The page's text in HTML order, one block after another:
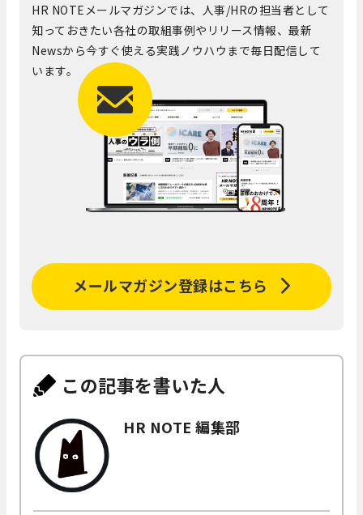
HR NOTEメールマガジンでは、人事/HRの担当者として
知っておきたい各社の取組事例やリリース情報、最新
Newsから今すぐ使える実践ノウハウまで毎日配信して
います。
メールマガジン登録はこちら
この記事を書いた人
HR NOTE 編集部